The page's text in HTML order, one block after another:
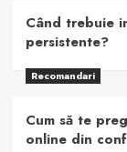
Când trebuie
persistente?
Recomandari
Cum să te
online din